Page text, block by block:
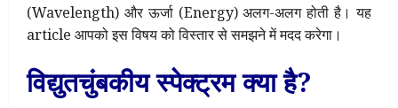
(Wavelength) और ऊर्जा (Energy) अलग-अलग होती है। यह
article आपको इस विषय को विस्तार से समझने में मदद करेगा।
विद्युतचुंबकीय स्पेक्ट्रम क्या है?